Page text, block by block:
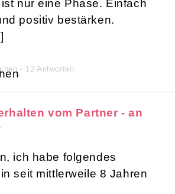
nur eine Phase. Einfach
positiv bestärken.
- 12 Antworten
vom Partner - an
ich habe folgendes
seit mittlerweile 8 Jahren